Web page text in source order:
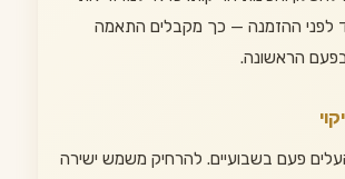
לפני ההזמנה — כך מקבלים התאמה
הראשונה.
פעם בשבועיים. להרחיק משמש ישירה